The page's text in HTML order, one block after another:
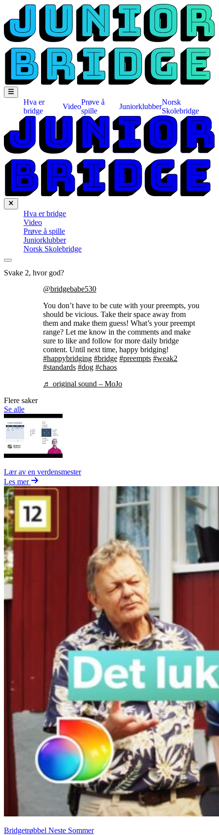
Hva er
bridge
Video
Prøve å
spille
Juniorklubber
Norsk
Skolebridge
Hva er bridge
Video
Prøve å spille
Juniorklubber
Norsk Skolebridge
Svake 2, hvor god?
@bridgebabe530
You don’t have to be cute with your preempts, you
should be vicious. Take their space away from
them and make them guess! What’s your preempt
range? Let me know in the comments and make
sure to like and follow for more daily bridge
content. Until next time, happy bridging!
#happybridging #bridge #preempts #weak2
#standards #dog #chaos
♬ original sound – MoJo
Flere saker
Se alle
Lær av en verdensmester
Les mer
Bridgetrøbbel Neste Sommer